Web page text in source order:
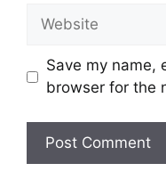
Website
Save my name,
browser for the